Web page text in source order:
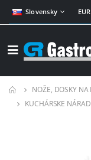
Slovensky EUR
NOŽE, DOSKY NA
KUCHÁRSKE